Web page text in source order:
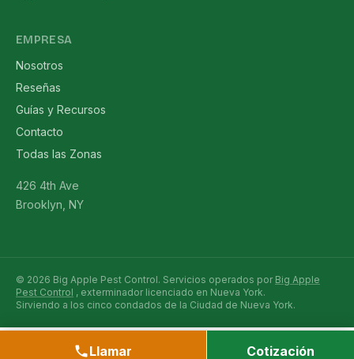
EMPRESA
Nosotros
Reseñas
Guías y Recursos
Contacto
Todas las Zonas
426 4th Ave
Brooklyn, NY
© 2026 Big Apple Pest Control. Servicios operados por Big Apple
Pest Control , exterminador licenciado en Nueva York.
Sirviendo a los cinco condados de la Ciudad de Nueva York.
Llamar Cotización